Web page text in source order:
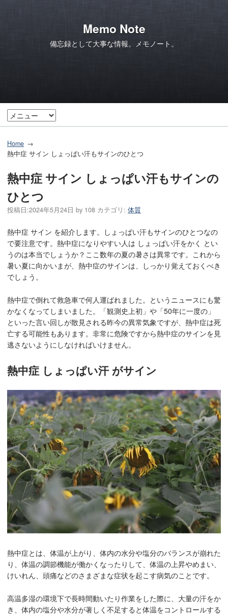
Memo Note
備忘録として大事な情報。メモノート。
Home
熱中症 サイン しょっぱい汗もサインのひとつ
熱中症 サイン しょっぱい汗もサインの
ひとつ
投稿日:2024年5月24日 by 108 カテゴリ: 体質
熱中症 サイン を紹介します。しょっぱい汗もサインのひとつなの
で要注意です。熱中症になりやすい人は しょっぱい汗をかく とい
うのは本当でしょうか？ここ数年の夏の暑さは異常です。これから
暑い夏に向かいまが、熱中症のサインは、しっかり覚えておくべき
でしょう。
熱中症で倒れて救急車で何人運ばれました。というニュースにも驚
かなくなってしまいました。「観測史上初」や「50年に一度の」
といった言い回しが散見される昨今の異常気象ですが、熱中症は死
亡する可能性もあります。非常に危険ですから熱中症のサインを見
逃さないようにしなければいけません。
熱中症 しょっぱい汗 がサイン
熱中症とは、体温が上がり、体内の水分や塩分のバランスが崩れた
り、体温の調節機能が働かくなったりして、体温の上昇やめまい、
けいれん、頭痛などのさまざまな症状を起こす病気のことです。
高温多湿の環境下で長時間動いたり作業をした際に、大量の汗をか
き、体内の塩分や水分が著しく不足すると体温をコントロールする